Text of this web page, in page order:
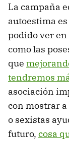
La campaña
autoestima
podido ver en
como las
que
tendremos
asociación
con mostrar
o sexistas
futuro, cosa